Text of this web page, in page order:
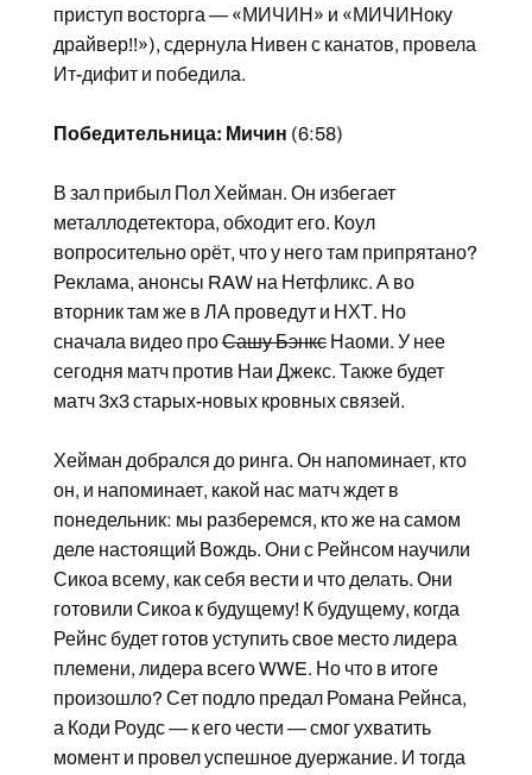
приступ восторга — «МИЧИН» и «МИЧИНоку
драйвер!!»), сдернула Нивен с канатов, провела
Ит-дифит и победила.
Победительница: Мичин (6:58)
В зал прибыл Пол Хейман. Он избегает
металлодетектора, обходит его. Коул
вопросительно орёт, что у него там припрятано?
Реклама, анонсы RAW на Нетфликс. А во
вторник там же в ЛА проведут и НХТ. Но
сначала видео проСашу БэнксНаоми. У нее
сегодня матч против Наи Джекс. Также будет
матч 3х3 старых-новых кровных связей.
Хейман добрался до ринга. Он напоминает, кто
он, и напоминает, какой нас матч ждет в
понедельник: мы разберемся, кто же на самом
деле настоящий Вождь. Они с Рейнсом научили
Сикоа всему, как себя вести и что делать. Они
готовили Сикоа к будущему! К будущему, когда
Рейнс будет готов уступить свое место лидера
племени, лидера всего WWE. Но что в итоге
произошло? Сет подло предал Романа Рейнса,
а Коди Роудс — к его чести — смог ухватить
момент и провел успешное дуержание. И тогда